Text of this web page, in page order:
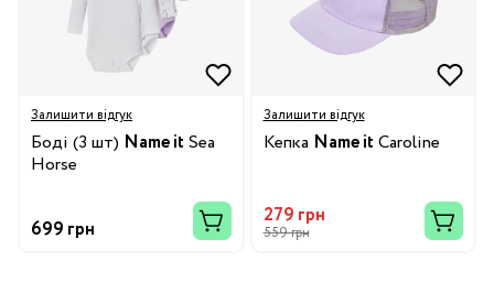
Залишити відгук
Боді (3 шт) Name it Sea
Horse
699 грн
Залишити відгук
Кепка Name it Caroline
279 грн
559 грн